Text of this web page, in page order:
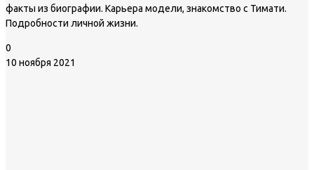
факты из биографии. Карьера модели, знакомство с Тимати.
Подробности личной жизни.
0
10 ноября 2021